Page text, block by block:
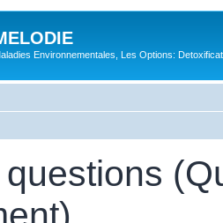
Environnementales, Les Options: